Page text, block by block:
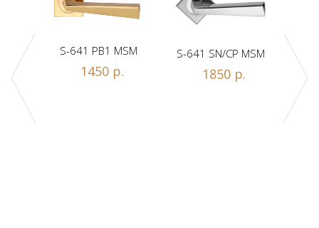
A
S-641 PB1 MSM
1450 р.
S-641 SN/CP MSM
1850 р.